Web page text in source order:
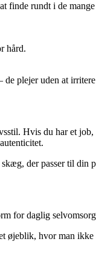
finde rundt i de
hård.
plejer uden at
Hvis du har et
der passer til din
for daglig
hvor man